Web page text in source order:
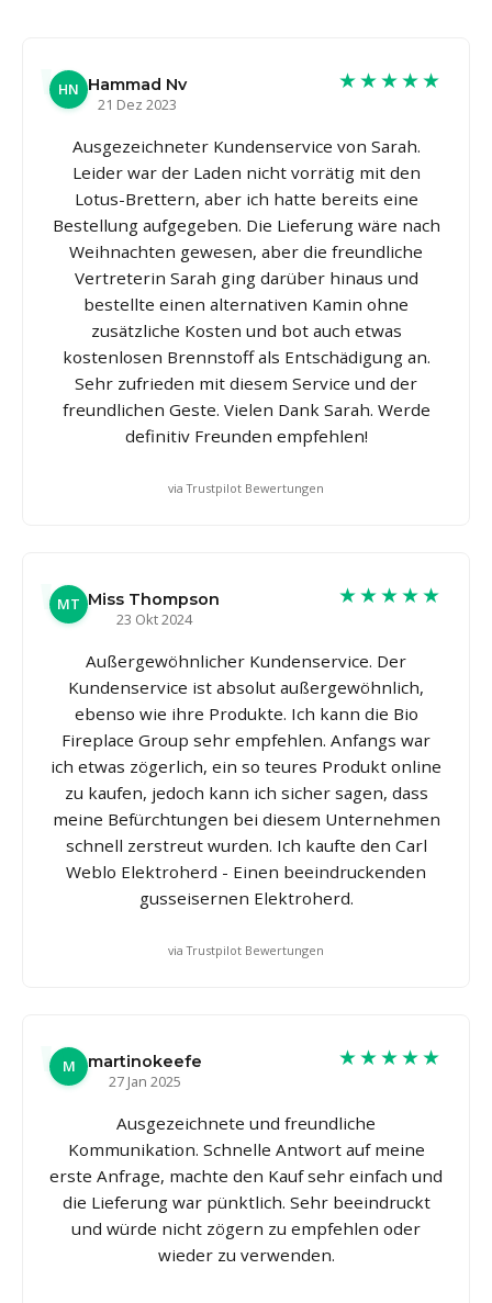
HN Hammad Nv
21 Dez 2023
★★★★★
Ausgezeichneter Kundenservice von Sarah.
Leider war der Laden nicht vorrätig mit den
Lotus-Brettern, aber ich hatte bereits eine
Bestellung aufgegeben. Die Lieferung wäre nach
Weihnachten gewesen, aber die freundliche
Vertreterin Sarah ging darüber hinaus und
bestellte einen alternativen Kamin ohne
zusätzliche Kosten und bot auch etwas
kostenlosen Brennstoff als Entschädigung an.
Sehr zufrieden mit diesem Service und der
freundlichen Geste. Vielen Dank Sarah. Werde
definitiv Freunden empfehlen!
via Trustpilot Bewertungen
MT Miss Thompson
23 Okt 2024
★★★★★
Außergewöhnlicher Kundenservice. Der
Kundenservice ist absolut außergewöhnlich,
ebenso wie ihre Produkte. Ich kann die Bio
Fireplace Group sehr empfehlen. Anfangs war
ich etwas zögerlich, ein so teures Produkt online
zu kaufen, jedoch kann ich sicher sagen, dass
meine Befürchtungen bei diesem Unternehmen
schnell zerstreut wurden. Ich kaufte den Carl
Weblo Elektroherd - Einen beeindruckenden
gusseisernen Elektroherd.
via Trustpilot Bewertungen
M
martinokeefe
27 Jan 2025
★★★★★
Ausgezeichnete und freundliche
Kommunikation. Schnelle Antwort auf meine
erste Anfrage, machte den Kauf sehr einfach und
die Lieferung war pünktlich. Sehr beeindruckt
und würde nicht zögern zu empfehlen oder
wieder zu verwenden.